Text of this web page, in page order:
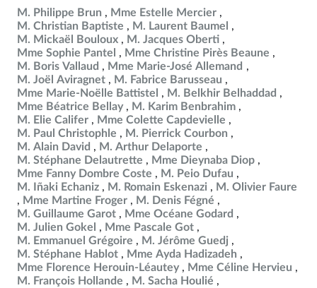
M. Philippe Brun
Mme Estelle Mercier
M. Christian Baptiste
M. Laurent Baumel
M. Mickaël Bouloux
M. Jacques Oberti
Mme Sophie Pantel
Mme Christine Pirès Beaune
M. Boris Vallaud
Mme Marie-José Allemand
M. Joël Aviragnet
M. Fabrice Barusseau
Mme Marie-Noëlle Battistel
M. Belkhir Belhaddad
Mme Béatrice Bellay
M. Karim Benbrahim
M. Elie Califer
Mme Colette Capdevielle
M. Paul Christophle
M. Pierrick Courbon
M. Alain David
M. Arthur Delaporte
M. Stéphane Delautrette
Mme Dieynaba Diop
Mme Fanny Dombre Coste
M. Peio Dufau
M. Iñaki Echaniz
M. Romain Eskenazi
M. Olivier Faure
Mme Martine Froger
M. Denis Fégné
M. Guillaume Garot
Mme Océane Godard
M. Julien Gokel
Mme Pascale Got
M. Emmanuel Grégoire
M. Jérôme Guedj
M. Stéphane Hablot
Mme Ayda Hadizadeh
Mme Florence Herouin-Léautey
Mme Céline Hervieu
M. François Hollande
M. Sacha Houlié